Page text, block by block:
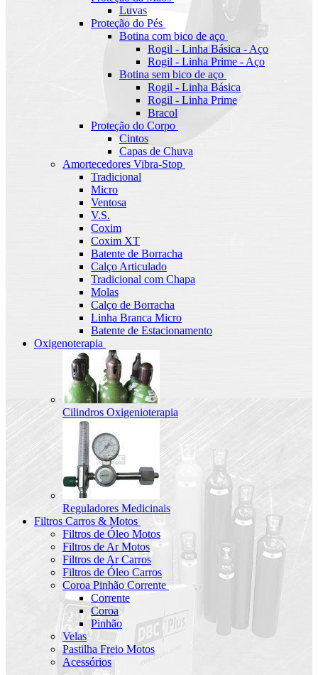
Luvas
Proteção do Pés
Botina com bico de aço
Rogil - Linha Básica - Aço
Rogil - Linha Prime - Aço
Botina sem bico de aço
Rogil - Linha Básica
Rogil - Linha Prime
Bracol
Proteção do Corpo
Cintos
Capas de Chuva
Amortecedores Vibra-Stop
Tradicional
Micro
Ventosa
V.S.
Coxim
Coxim XT
Batente de Borracha
Calço Articulado
Tradicional com Chapa
Molas
Calço de Borracha
Linha Branca Micro
Batente de Estacionamento
Oxigenoterapia
Cilindros Oxigenioterapia
Reguladores Medicinais
Filtros Carros & Motos
Filtros de Óleo Motos
Filtros de Ar Motos
Filtros de Ar Carros
Filtros de Óleo Carros
Coroa Pinhão Corrente
Corrente
Coroa
Pinhão
Velas
Pastilha Freio Motos
Acessórios